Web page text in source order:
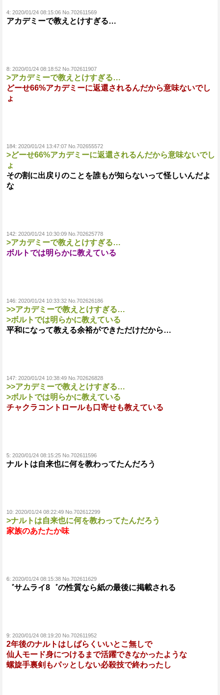
4: 2020/01/24 08:15:06 No.702611569
アカデミーで教えとけすぎる…
8: 2020/01/24 08:18:52 No.702611907
>アカデミーで教えとけすぎる…
どーせ66%アカデミーに返還されるんだから意味ないでし
ょ
184: 2020/01/24 13:47:07 No.702655572
>どーせ66%アカデミーに返還されるんだから意味ないでし
ょ
その割に出戻りのことを誰もが知らないって怪しいんだよ
な
142: 2020/01/24 10:30:09 No.702625778
>アカデミーで教えとけすぎる…
ボルトでは明らかに教えている
146: 2020/01/24 10:33:32 No.702626186
>>アカデミーで教えとけすぎる…
>ボルトでは明らかに教えている
平和になって教える余裕ができただけだから…
147: 2020/01/24 10:38:49 No.702626828
>>アカデミーで教えとけすぎる…
>ボルトでは明らかに教えている
チャクラコントロールも口寄せも教えている
5: 2020/01/24 08:15:25 No.702611596
ナルトは自来也に何を教わってたんだろう
10: 2020/01/24 08:22:49 No.702612299
>ナルトは自来也に何を教わってたんだろう
家族のあたたか味
6: 2020/01/24 08:15:38 No.702611629
゛サムライ8゛の性質なら紙の最後に掲載される
9: 2020/01/24 08:19:20 No.702611952
2年後のナルトはしばらくいいとこ無しで
仙人モード身につけるまで活躍できなかったような
螺旋手裏剣もパッとしない必殺技で終わったし